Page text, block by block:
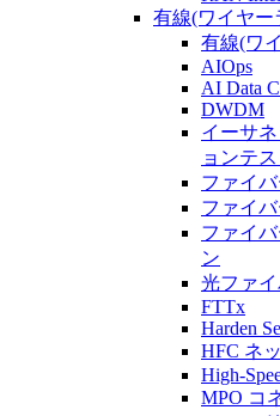
有線(ワイヤー
有線(ワ
AIOps
AI Data
DWDM
イーサ
ョンテス
ファイ
ファイ
ファイ
ン
光ファ
FTTx
Harden
HFC ネ
High-
MPO コ